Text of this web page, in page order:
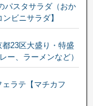
パスタサラダ（おか
ビニサラダ】
都23区大盛り・特盛
ー、ラーメンなど）
ェラテ【マチカフ